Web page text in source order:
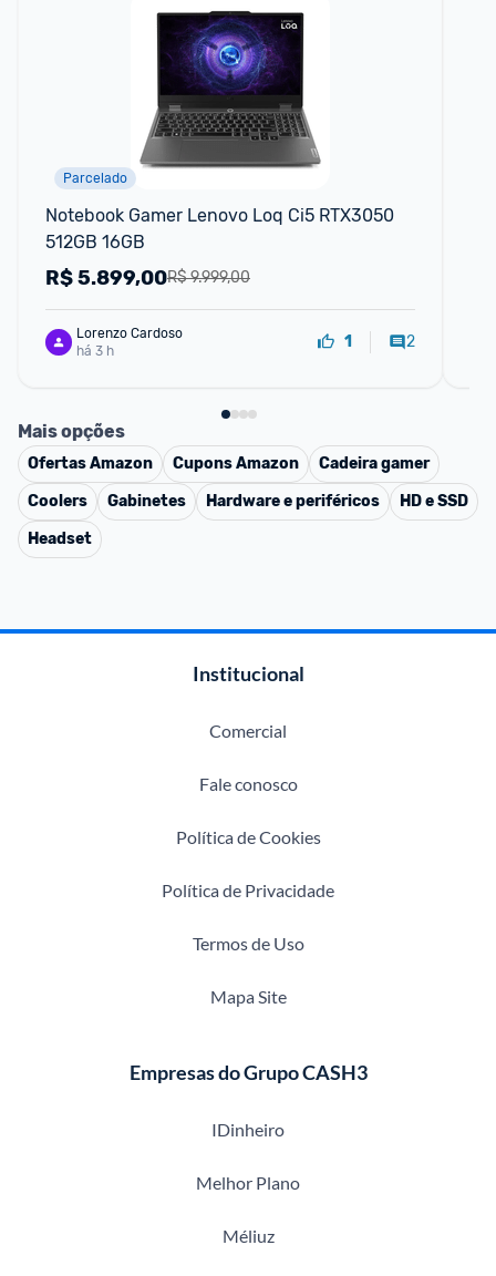
Parcelado
Notebook Gamer Lenovo Loq Ci5 RTX3050
512GB 16GB
R$ 9.999,00
R$5.899,00
Lorenzo Cardoso
há 3 h
1 2
Mais opções
OfertasAmazon CuponsAmazon
Cadeira gamer
Coolers
Gabinetes Hardware e periféricos
HD e SSD
Headset
Institucional
Comercial
Fale conosco
Política de Cookies
Política de Privacidade
Termos de Uso
Mapa Site
Empresas do Grupo CASH3
IDinheiro
Melhor Plano
Méliuz